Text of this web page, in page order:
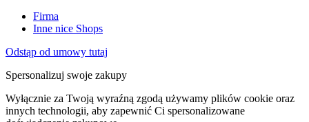
Firma
Inne nice Shops
Odstąp od umowy tutaj
Spersonalizuj swoje zakupy
Wyłącznie za Twoją wyraźną zgodą używamy plików cookie oraz
innych technologii, aby zapewnić Ci spersonalizowane